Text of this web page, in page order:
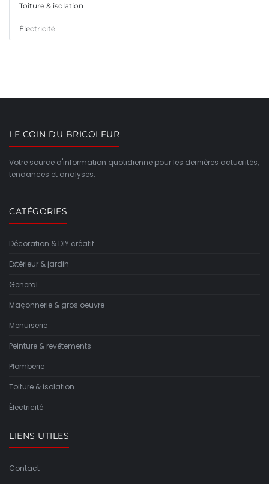
Toiture & isolation
Électricité
LE COIN DU BRICOLEUR
Votre source d'information quotidienne pour les dernières actualités,
tendances et analyses.
CATÉGORIES
Décoration & DIY créatif
Extérieur & jardin
General
Maçonnerie & gros oeuvre
Menuiserie
Peinture & revêtements
Plomberie
Toiture & isolation
Électricité
LIENS UTILES
Contact